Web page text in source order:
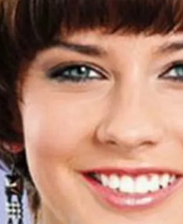
Календарь Окрашивания
На Октябрь 2025 Года
Известная Охота На Ведьм В
Как Проходил Салемский